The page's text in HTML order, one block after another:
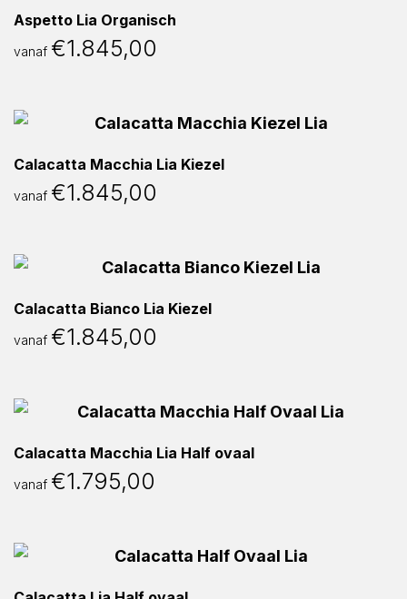
Aspetto Lia Organisch
vanaf €1.845,00
Calacatta Macchia Lia Kiezel
vanaf €1.845,00
Calacatta Bianco Lia Kiezel
vanaf €1.845,00
Calacatta Macchia Lia Half ovaal
vanaf €1.795,00